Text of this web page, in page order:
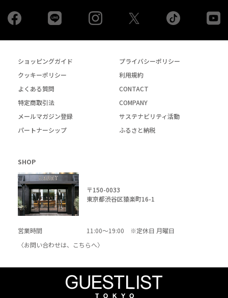
Facebook Instagram tiktok
ショッピングガイド
プライバシーポリシー
クッキーポリシー
利用規約
よくある質問
CONTACT
特定商取引法
COMPANY
メールマガジン登録
サステナビリティ活動
パートナーシップ
ふるさと納税
SHOP
〒150-0033
東京都渋谷区猿楽町16-1
営業時間
11:00～19:00 ※定休日 月曜日
〈お問い合わせは、
こちらへ〉